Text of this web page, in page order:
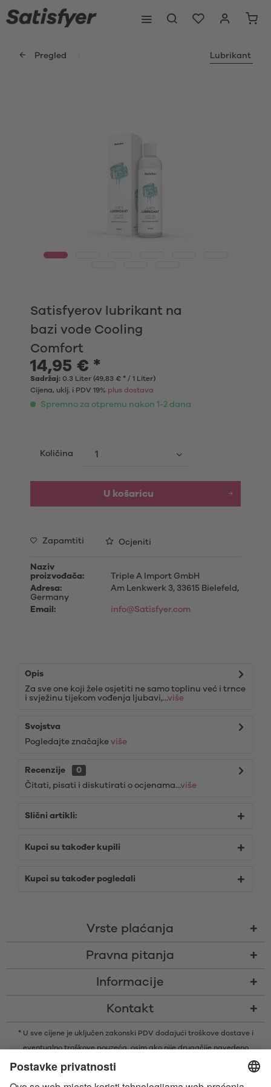
Pregled Lubrikant
Satisfyerov lubrikant na
bazi vode Cooling
Comfort
14,95 € *
Sadržaj: 0.3 Liter (49,83 € * / 1 Liter)
Cijena, uklj. i PDV 19% plus dostava
Spremno za otpremu nakon 1-2 dana
Količina
U košaricu
Zapamtiti Ocjeniti
Naziv
proizvođača:
Triple A Import GmbH
Adresa:
Am Lenkwerk 3, 33615 Bielefeld,
Germany
Email:
info@Satisfyer.com
Opis
Za sve one koji žele osjetiti ne samo toplinu već i trnce
i svježinu tijekom vođenja ljubavi,...više
Svojstva
Pogledajte značajke više
Recenzije
0
Čitati, pisati i diskutirati o ocjenama...više
Slični artikli:
Kupci su također kupili
Kupci su također pogledali
Vrste plaćanja
Pravna pitanja
Informacije
Kontakt
* U sve cijene je uključen zakonski PDV dodajući troškove dostavei
eventualno troškove pouzeća, osim ako nije drugačije navedeno
* Bluetooth® slovni znak i logotipi su registrirani žigovi u vlasništvu tvrtke